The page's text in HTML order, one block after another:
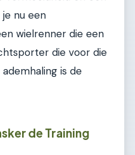
nu een
wielrenner die een
die voor die
is de
de Training